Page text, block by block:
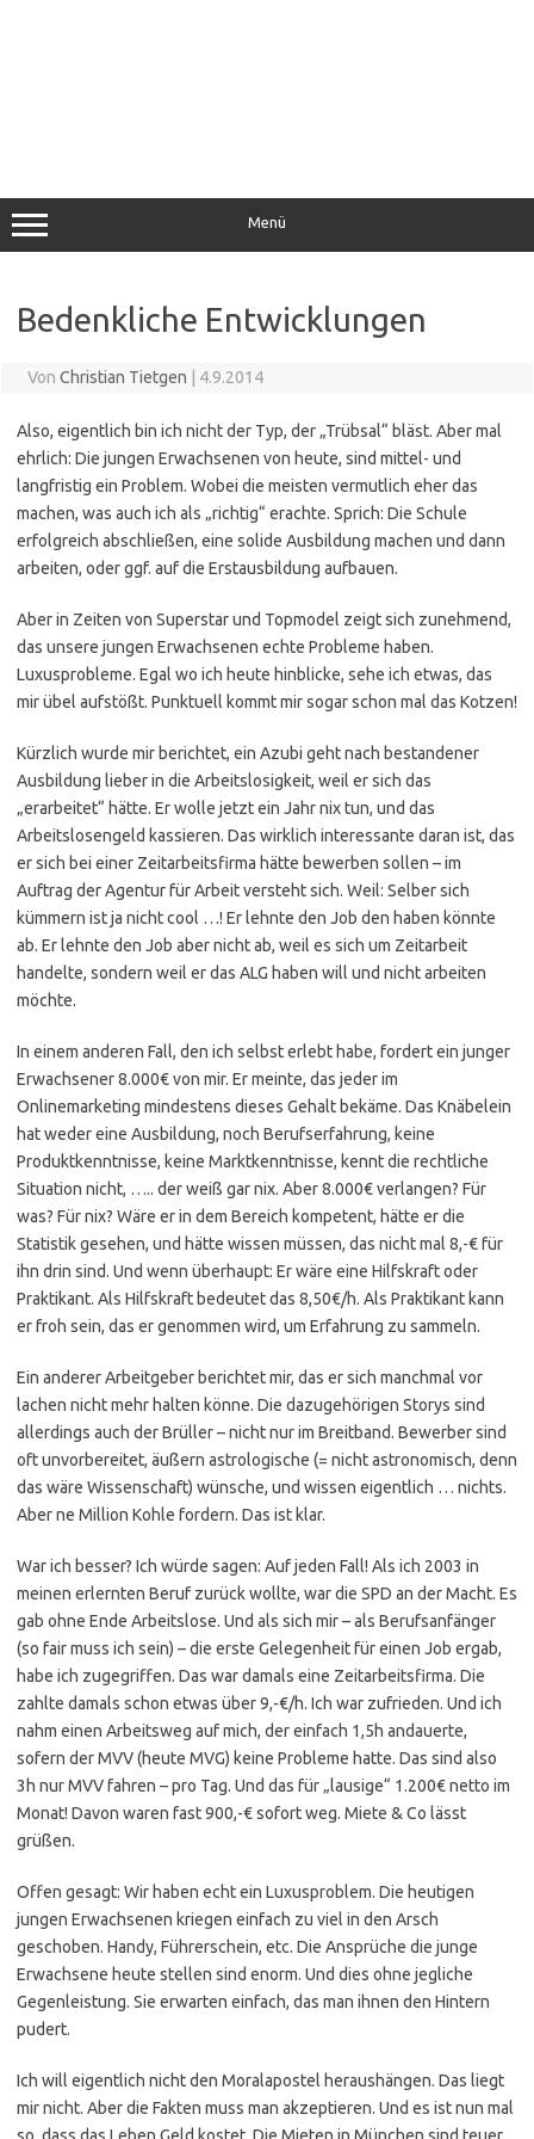
Menü
Bedenkliche Entwicklungen
Von Christian Tietgen | 4.9.2014
Also, eigentlich bin ich nicht der Typ, der „Trübsal“ bläst. Aber mal
ehrlich: Die jungen Erwachsenen von heute, sind mittel- und
langfristig ein Problem. Wobei die meisten vermutlich eher das
machen, was auch ich als „richtig“ erachte. Sprich: Die Schule
erfolgreich abschließen, eine solide Ausbildung machen und dann
arbeiten, oder ggf. auf die Erstausbildung aufbauen.
Aber in Zeiten von Superstar und Topmodel zeigt sich zunehmend,
das unsere jungen Erwachsenen echte Probleme haben.
Luxusprobleme. Egal wo ich heute hinblicke, sehe ich etwas, das
mir übel aufstößt. Punktuell kommt mir sogar schon mal das Kotzen!
Kürzlich wurde mir berichtet, ein Azubi geht nach bestandener
Ausbildung lieber in die Arbeitslosigkeit, weil er sich das
„erarbeitet“ hätte. Er wolle jetzt ein Jahr nix tun, und das
Arbeitslosengeld kassieren. Das wirklich interessante daran ist, das
er sich bei einer Zeitarbeitsfirma hätte bewerben sollen – im
Auftrag der Agentur für Arbeit versteht sich. Weil: Selber sich
kümmern ist ja nicht cool …! Er lehnte den Job den haben könnte
ab. Er lehnte den Job aber nicht ab, weil es sich um Zeitarbeit
handelte, sondern weil er das ALG haben will und nicht arbeiten
möchte.
In einem anderen Fall, den ich selbst erlebt habe, fordert ein junger
Erwachsener 8.000€ von mir. Er meinte, das jeder im
Onlinemarketing mindestens dieses Gehalt bekäme. Das Knäbelein
hat weder eine Ausbildung, noch Berufserfahrung, keine
Produktkenntnisse, keine Marktkenntnisse, kennt die rechtliche
Situation nicht, ….. der weiß gar nix. Aber 8.000€ verlangen? Für
was? Für nix? Wäre er in dem Bereich kompetent, hätte er die
Statistik gesehen, und hätte wissen müssen, das nicht mal 8,-€ für
ihn drin sind. Und wenn überhaupt: Er wäre eine Hilfskraft oder
Praktikant. Als Hilfskraft bedeutet das 8,50€/h. Als Praktikant kann
er froh sein, das er genommen wird, um Erfahrung zu sammeln.
Ein anderer Arbeitgeber berichtet mir, das er sich manchmal vor
lachen nicht mehr halten könne. Die dazugehörigen Storys sind
allerdings auch der Brüller – nicht nur im Breitband. Bewerber sind
oft unvorbereitet, äußern astrologische (= nicht astronomisch, denn
das wäre Wissenschaft) wünsche, und wissen eigentlich … nichts.
Aber ne Million Kohle fordern. Das ist klar.
War ich besser? Ich würde sagen: Auf jeden Fall! Als ich 2003 in
meinen erlernten Beruf zurück wollte, war die SPD an der Macht. Es
gab ohne Ende Arbeitslose. Und als sich mir – als Berufsanfänger
(so fair muss ich sein) – die erste Gelegenheit für einen Job ergab,
habe ich zugegriffen. Das war damals eine Zeitarbeitsfirma. Die
zahlte damals schon etwas über 9,-€/h. Ich war zufrieden. Und ich
nahm einen Arbeitsweg auf mich, der einfach 1,5h andauerte,
sofern der MVV (heute MVG) keine Probleme hatte. Das sind also
3h nur MVV fahren – pro Tag. Und das für „lausige“ 1.200€ netto im
Monat! Davon waren fast 900,-€ sofort weg. Miete & Co lässt
grüßen.
Offen gesagt: Wir haben echt ein Luxusproblem. Die heutigen
jungen Erwachsenen kriegen einfach zu viel in den Arsch
geschoben. Handy, Führerschein, etc. Die Ansprüche die junge
Erwachsene heute stellen sind enorm. Und dies ohne jegliche
Gegenleistung. Sie erwarten einfach, das man ihnen den Hintern
pudert.
Ich will eigentlich nicht den Moralapostel heraushängen. Das liegt
mir nicht. Aber die Fakten muss man akzeptieren. Und es ist nun mal
so, dass das Leben Geld kostet. Die Mieten in München sind teuer.